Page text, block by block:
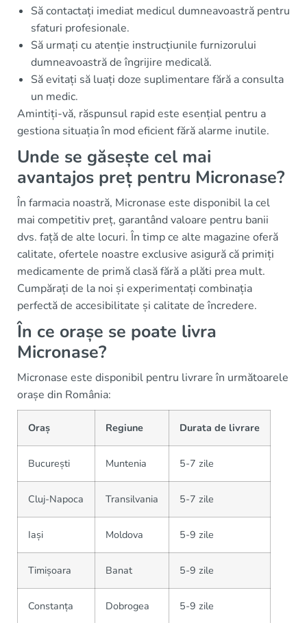
Să contactați imediat medicul dumneavoastră pentru
sfaturi profesionale.
Să urmați cu atenție instrucțiunile furnizorului
dumneavoastră de îngrijire medicală.
Să evitați să luați doze suplimentare fără a consulta
un medic.
Amintiți-vă, răspunsul rapid este esențial pentru a
gestiona situația în mod eficient fără alarme inutile.
Unde se găsește cel mai
avantajos preț pentru Micronase?
În farmacia noastră, Micronase este disponibil la cel
mai competitiv preț, garantând valoare pentru banii
dvs. față de alte locuri. În timp ce alte magazine oferă
calitate, ofertele noastre exclusive asigură că primiți
medicamente de primă clasă fără a plăti prea mult.
Cumpărați de la noi și experimentați combinația
perfectă de accesibilitate și calitate de încredere.
În ce orașe se poate livra
Micronase?
Micronase este disponibil pentru livrare în următoarele
orașe din România:
Oraș Regiune Durata de livrare
București Muntenia 5-7 zile
Cluj-Napoca Transilvania 5-7 zile
Iași Moldova 5-9 zile
Timișoara Banat 5-9 zile
Constanța Dobrogea 5-9 zile